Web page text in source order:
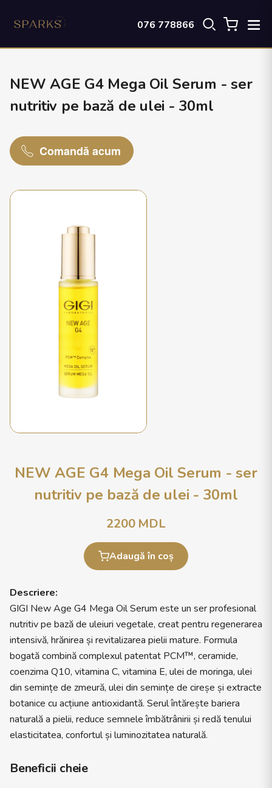
076 778866
NEW AGE G4 Mega Oil Serum - ser
nutritiv pe bază de ulei - 30ml
Comandă acum
NEW AGE G4 Mega Oil Serum - ser
nutritiv pe bază de ulei - 30ml
2200MDL
Adaugă în coș
Descriere:
GIGI New Age G4 Mega Oil Serum este un ser profesional
nutritiv pe bază de uleiuri vegetale, creat pentru regenerarea
intensivă, hrănirea și revitalizarea pielii mature. Formula
bogată combină complexul patentat PCM™, ceramide,
coenzima Q10, vitamina C, vitamina E, ulei de moringa, ulei
din semințe de zmeură, ulei din semințe de cireșe și extracte
botanice cu acțiune antioxidantă. Serul întărește bariera
naturală a pielii, reduce semnele îmbătrânirii și redă tenului
elasticitatea, confortul și luminozitatea naturală.
Beneficii cheie